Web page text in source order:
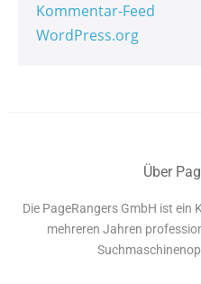
Kommentar-Feed
WordPress.org
Über
Die PageRangers GmbH ist ein
mehreren Jahren